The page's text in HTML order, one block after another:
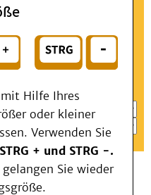
Schnelleinstieg
Hilfe Ihres
oder kleiner
Verwenden Sie
STRG + und STRG -.
gelangen Sie wieder
(KIM)